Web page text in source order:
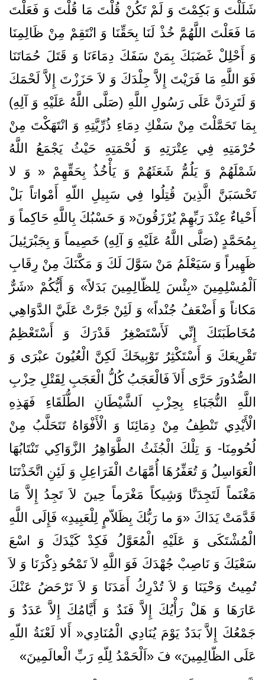
شَلَلْتَ‌ وَ بَكِمْتَ‌ وَ لَمْ‌ تَكُنْ‌ قُلْتَ‌ مَا قُلْتَ‌ وَ فَعَلْتَ‌
مَا فَعَلْتَ‌ اللَّهُمَّ‌ خُذْ لَنَا بِحَقِّنَا وَ انْتَقِمْ‌ مِنْ‌ ظَالِمِنَا
وَ أَحْلِلْ‌ غَضَبَكَ‌ بِمَنْ‌ سَفَكَ‌ دِمَاءَنَا وَ قَتَلَ‌ حُمَاتَنَا
فَوَ اللَّهِ‌ مَا فَرَيْتَ‌ إِلاَّ جِلْدَكَ‌ وَ لاَ حَزَزْتَ‌ إِلاَّ لَحْمَكَ‌
وَ لَتَرِدَنَّ‌ عَلَى رَسُولِ‌ اللَّهِ‌ (صَلَّى اللَّهُ‌ عَلَيْهِ‌ وَ آلِهِ)‌
بِمَا تَحَمَّلْتَ‌ مِنْ‌ سَفْكِ‌ دِمَاءِ ذُرِّيَّتِهِ‌ وَ انْتَهَكْتَ‌ مِنْ‌
حُرْمَتِهِ‌ فِي عِتْرَتِهِ‌ وَ لُحْمَتِهِ‌ حَيْثُ‌ يَجْمَعُ‌ اللَّهُ‌
شَمْلَهُمْ‌ وَ يَلُمُّ‌ شَعَثَهُمْ‌ وَ يَأْخُذُ بِحَقِّهِمْ‌ « وَ لا
تَحْسَبَنَّ‌ الَّذِينَ‌ قُتِلُوا فِي سَبِيلِ‌ اللّهِ‌ أَمْواتاً بَلْ‌
أَحْياءٌ عِنْدَ رَبِّهِمْ‌ يُرْزَقُونَ‌« وَ حَسْبُكَ‌ بِاللَّهِ‌ حَاكِماً وَ
بِمُحَمَّدٍ (صَلَّى اللَّهُ‌ عَلَيْهِ‌ وَ آلِهِ‌) خَصِيماً وَ بِجَبْرَئِيلَ‌
ظَهِيراً وَ سَيَعْلَمُ‌ مَنْ‌ سَوَّلَ‌ لَكَ‌ وَ مَكَّنَكَ‌ مِنْ‌ رِقَابِ‌
اَلْمُسْلِمِينَ‌ «بِئْسَ‌ لِلظّالِمِينَ‌ بَدَلاً» وَ أَيُّكُمْ‌ «شَرٌّ
مَكاناً وَ أَضْعَفُ‌ جُنْداً» وَ لَئِنْ‌ جَرَّتْ‌ عَلَيَّ‌ الدَّوَاهِي
مُخَاطَبَتَكَ‌ إِنِّي لَأَسْتَصْغِرُ قَدْرَكَ‌ وَ أَسْتَعْظِمُ‌
تَقْرِيعَكَ‌ وَ أَسْتَكْثِرُ تَوْبِيخَكَ‌ لَكِنَّ‌ الْعُيُونَ‌ عبْرَى وَ
الصُّدُورَ حَرَّى أَلاَ فَالْعَجَبُ‌ كُلُّ‌ الْعَجَبِ‌ لِقَتْلِ‌ حِزْبِ‌
اللَّهِ‌ النُّجَبَاءِ بِحِزْبِ‌ اَلشَّيْطَانِ‌ الطُّلَقَاءِ فَهَذِهِ‌
الْأَيْدِي تَنْطِفُ‌ مِنْ‌ دِمَائِنَا وَ الْأَفْوَاهُ‌ تَتَحَلَّبُ‌ مِنْ‌
لُحُومِنَا- وَ تِلْكَ‌ الْجُثَثُ‌ الطَّوَاهِرُ الزَّوَاكِي تَنْتَابُهَا
الْعَوَاسِلُ‌ وَ تُعَفِّرُهَا أُمَّهَاتُ‌ الْفَرَاعِلِ‌ وَ لَئِنِ‌ اتَّخَذْتَنَا
مَغْنَماً لَتَجِدَنَّا وَشِيكاً مَغْرَماً حِينَ‌ لاَ تَجِدُ إِلاَّ مَا
قَدَّمَتْ‌ يَدَاكَ‌ «وَ ما رَبُّكَ‌ بِظَلاّمٍ‌ لِلْعَبِيدِ» فَإِلَى اللَّهِ‌
الْمُشْتَكَى وَ عَلَيْهِ‌ الْمُعَوَّلُ‌ فَكِدْ كَيْدَكَ‌ وَ اسْعَ‌
سَعْيَكَ‌ وَ نَاصِبْ‌ جُهْدَكَ‌ فَوَ اللَّهِ‌ لاَ تَمْحُو ذِكْرَنَا وَ لاَ
تُمِيتُ‌ وَحْيَنَا وَ لاَ تُدْرِكُ‌ أَمَدَنَا وَ لاَ تَرْحَضُ‌ عَنْكَ‌
عَارَهَا وَ هَلْ‌ رَأْيُكَ‌ إِلاَّ فَنَدٌ وَ أَيَّامُكَ‌ إِلاَّ عَدَدٌ وَ
جَمْعُكَ‌ إِلاَّ بَدَدٌ يَوْمَ‌ يُنَادِي الْمُنَادِي« أَلا لَعْنَةُ‌ اللّهِ‌
عَلَى الظّالِمِينَ‌» فَ ‍‌«اَلْحَمْدُ لِلّهِ‌ رَبِّ‌ الْعالَمِينَ‌»